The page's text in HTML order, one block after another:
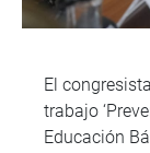
El
trabajo
Educación